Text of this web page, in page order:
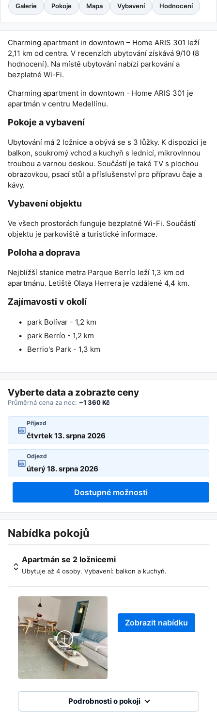
Galerie Pokoje Mapa Vybavení Hodnocení
Charming apartment in downtown – Home ARIS 301 leží
2,11 km od centra. V recenzích ubytování získává 9/10 (8
hodnocení). Na místě ubytování nabízí parkování a
bezplatné Wi-Fi.
Charming apartment in downtown - Home ARIS 301 je
apartmán v centru Medellínu.
Pokoje a vybavení
Ubytování má 2 ložnice a obývá se s 3 lůžky. K dispozici je
balkon, soukromý vchod a kuchyň s lednicí, mikrovlnnou
troubou a varnou deskou. Součástí je také TV s plochou
obrazovkou, psací stůl a příslušenství pro přípravu čaje a
kávy.
Vybavení objektu
Ve všech prostorách funguje bezplatné Wi-Fi. Součástí
objektu je parkoviště a turistické informace.
Poloha a doprava
Nejbližší stanice metra Parque Berrío leží 1,3 km od
apartmánu. Letiště Olaya Herrera je vzdálené 4,4 km.
Zajímavosti v okolí
park Bolívar - 1,2 km
park Berrío - 1,2 km
Berrio's Park - 1,3 km
Vyberte data a zobrazte ceny
Průměrná cena za noc: ~1 360 Kč
📅
Příjezd
📅
Odjezd
Dostupné možnosti
Nabídka pokojů
Apartmán se 2 ložnicemi
Ubytuje až 4 osoby. Vybavení: balkon a kuchyň.
Zobrazit nabídku
Podrobnosti o pokoji